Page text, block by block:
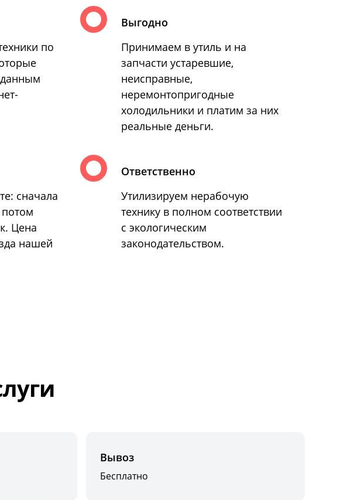
по
Выгодно
Принимаем в утиль и на
запчасти устаревшие,
неисправные,
неремонтопригодные
холодильники и платим за них
реальные деньги.
сначала
потом
Цена
нашей
Ответственно
Утилизируем нерабочую
технику в полном соответствии
с экологическим
законодательством.
Вывоз
Бесплатно